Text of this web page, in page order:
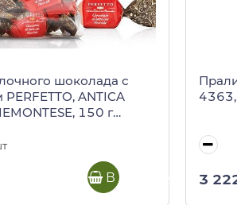
шоколада с
ANTICA
150 г
В корзину
4363,
3